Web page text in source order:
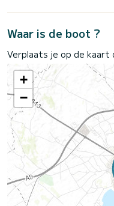
Waar is de boot ?
Verplaats je op de kaart
+
−